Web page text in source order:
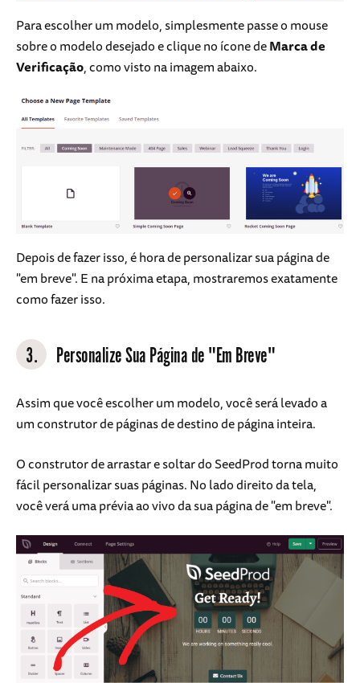
Para escolher um modelo, simplesmente passe o mouse
sobre o modelo desejado e clique no ícone deMarca de
Verificação, como visto na imagem abaixo.
Depois de fazer isso, é hora de personalizar sua página de
"em breve". E na próxima etapa, mostraremos exatamente
como fazer isso.
3. Personalize Sua Página de "Em Breve"
Assim que você escolher um modelo, você será levado a
um construtor de páginas de destino de página inteira.
O construtor de arrastar e soltar do SeedProd torna muito
fácil personalizar suas páginas. No lado direito da tela,
você verá uma prévia ao vivo da sua página de "em breve".